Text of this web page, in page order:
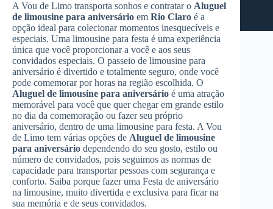
A Vou de Limo transporta sonhos e contratar o Aluguel
de limousine para aniversário em Rio Claro é a
opção ideal para colecionar momentos inesquecíveis e
especiais. Uma limousine para festa é uma experiência
única que você proporcionar a você e aos seus
convidados especiais. O passeio de limousine para
aniversário é divertido e totalmente seguro, onde você
pode comemorar por horas na região escolhida. O
Aluguel de limousine para aniversário é uma atração
memorável para você que quer chegar em grande estilo
no dia da comemoração ou fazer seu próprio
aniversário, dentro de uma limousine para festa. A Vou
de Limo tem várias opções de Aluguel de limousine
para aniversário dependendo do seu gosto, estilo ou
número de convidados, pois seguimos as normas de
capacidade para transportar pessoas com segurança e
conforto. Saiba porque fazer uma Festa de aniversário
na limousine, muito divertida e exclusiva para ficar na
sua memória e de seus convidados.